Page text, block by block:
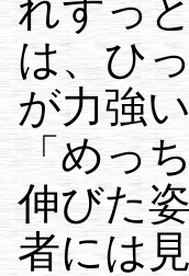
れずっ
は、ひ
が力強
「めっ
伸びた
者には